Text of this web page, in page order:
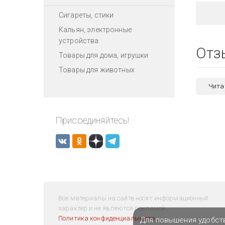
Сигареты, стики
Кальян, электронные
устройства
Товары для дома, игрушки
Товары для животных
Присоединяйтесь!
Все материалы на сайте носят информационный
характер и не являются рекламой.
Политика конфиденциальностиДля повышения